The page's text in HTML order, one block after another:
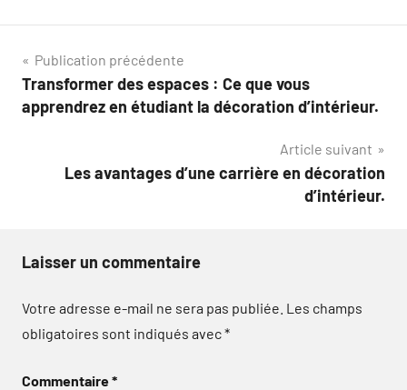
Navigation
de
Publication précédente
Transformer des espaces : Ce que vous
apprendrez en étudiant la décoration d’intérieur.
Article suivant
Les avantages d’une carrière en décoration
d’intérieur.
Laisser un commentaire
Votre adresse e-mail ne sera pas publiée. Les champs
obligatoires sont indiqués avec*
Commentaire*